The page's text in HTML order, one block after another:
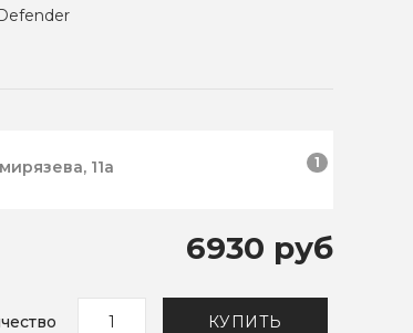
11а 1
6930 руб
КУПИТЬ